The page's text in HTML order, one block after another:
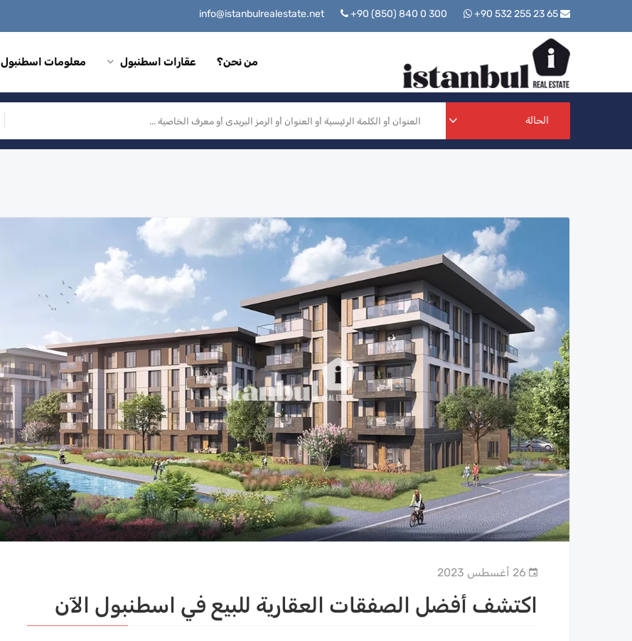
+90 (850) 840 0 300 +90 532 255 23 65
من نحن؟ عقارات اسطنبول معلومات اسطنبول
الحالة
26 أغسطس 2023
اكتشف أفضل الصفقات العقارية للبيع في اسطنبول الآن